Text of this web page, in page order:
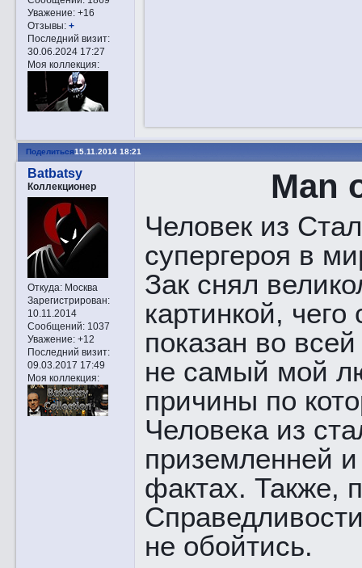
Уважение: +16
Отзывы: +
Последний визит:
30.06.2024 17:27
Моя коллекция:
Поделиться15.11.2014 18:21
Batbatsy
Коллекционер
Откуда:Москва
Зарегистрирован:
10.11.2014
Сообщений:1037
Уважение: +12
Последний визит:
09.03.2017 17:49
Моя коллекция:
Man
Человек из
супергероя в
Зак снял
картинкой,
показан во
не самый мой
причины по
Человека из
приземленней
фактах. Также,
не обойтись.